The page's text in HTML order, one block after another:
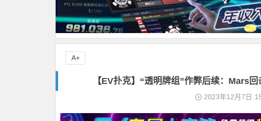
【EV扑克】“透明牌组”作弊后续：Mars
2023年12月7日
A+